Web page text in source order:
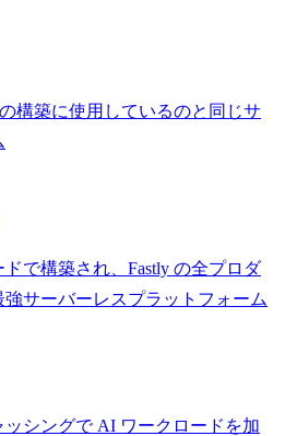
構築に使用しているのと同じサ
で構築され、Fastly の全プロダ
サーバーレスプラットフォーム
シングで AI ワークロードを加